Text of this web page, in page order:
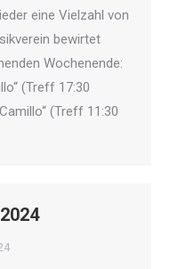
eine Vielzahl von
bewirtet
Wochenende:
(Treff 17:30
(Treff 11:30